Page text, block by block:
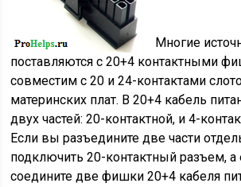
Многие
поставляются с 20+4 контактными
совместим с 20 и 24-контактами
материнских плат. В 20+4 кабель
двух частей: 20-контактной, и 4-
Если вы разъедините две части
подключить 20-контактный разъем,
соедините две фишки 20+4 кабеля